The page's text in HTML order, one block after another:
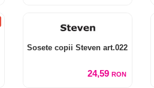
Sosete copii Steven art.022
24,59RON